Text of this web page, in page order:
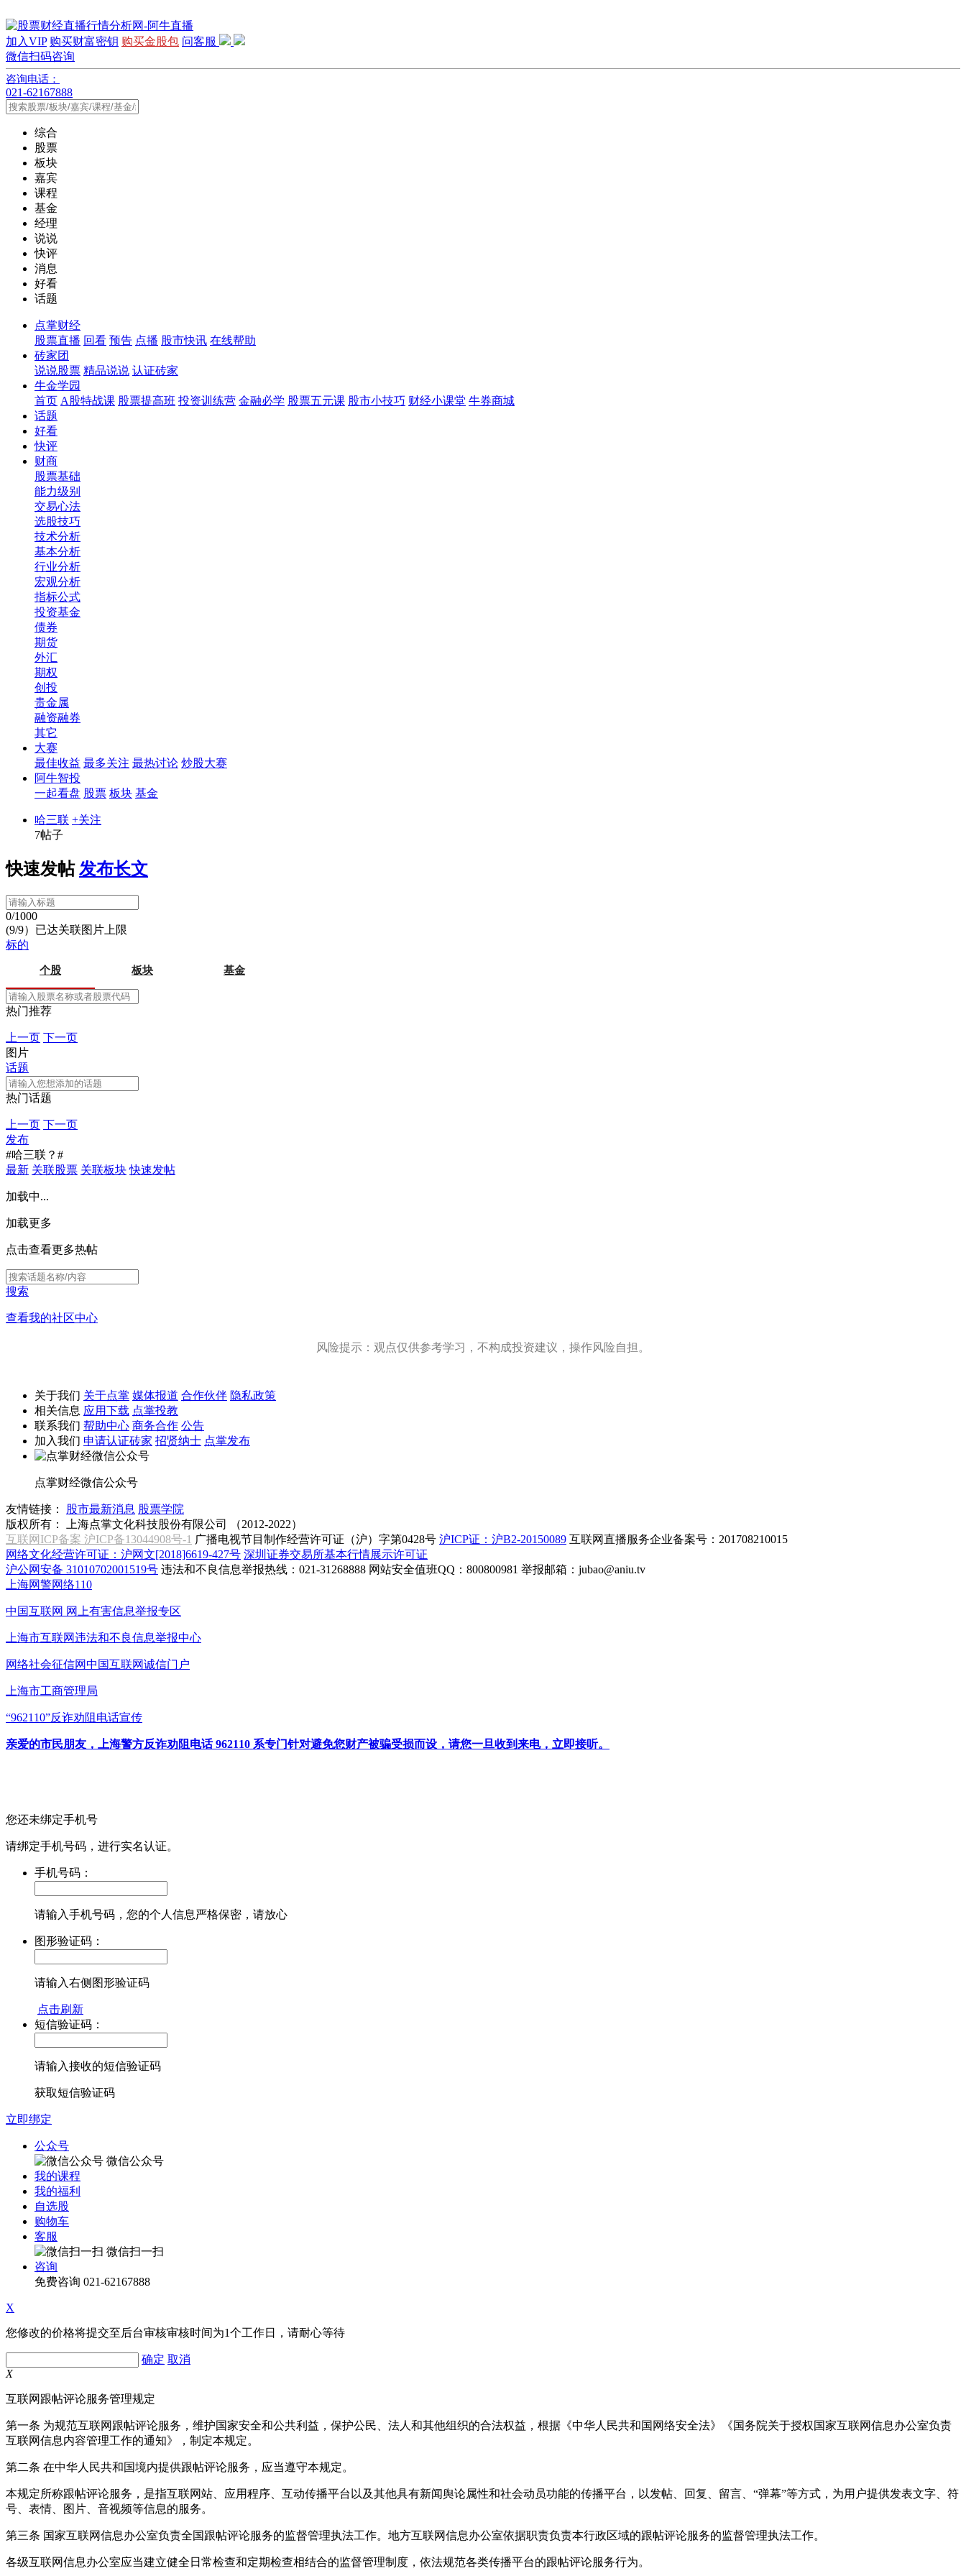
加入VIP 购买财富密钥 购买金股包 问客服
微信扫码咨询
咨询电话：
021-62167888
综合
股票
板块
嘉宾
课程
基金
经理
说说
快评
消息
好看
话题
点掌财经
股票直播 回看 预告 点播 股市快讯 在线帮助
砖家团
说说股票 精品说说 认证砖家
牛金学园
首页 A股特战课 股票提高班 投资训练营 金融必学 股票五元课 股市小技巧 财经小课堂 牛券商城
话题
好看
快评
财商
股票基础
能力级别
交易心法
选股技巧
技术分析
基本分析
行业分析
宏观分析
指标公式
投资基金
债券
期货
外汇
期权
创投
贵金属
融资融券
其它
大赛
最佳收益 最多关注 最热讨论 炒股大赛
阿牛智投
一起看盘 股票 板块 基金
哈三联 +关注
7帖子
快速发帖 发布长文
0/1000
(9/9）已达关联图片上限
标的
个股 板块 基金
热门推荐
上一页 下一页
图片
话题
热门话题
上一页 下一页
发布
#哈三联？#
最新 关联股票 关联板块 快速发帖
加载中...
加载更多
点击查看更多热帖
搜索
查看我的社区中心
风险提示：观点仅供参考学习，不构成投资建议，操作风险自担。
关于我们 关于点掌 媒体报道 合作伙伴 隐私政策
相关信息 应用下载 点掌投教
联系我们 帮助中心 商务合作 公告
加入我们 申请认证砖家 招贤纳士 点掌发布
点掌财经微信公众号
友情链接： 股市最新消息 股票学院
版权所有：
上海点掌文化科技股份有限公司 （2012-2022）
互联网ICP备案 沪ICP备13044908号-1 广播电视节目制作经营许可证（沪）字第0428号 沪ICP证：沪B2-20150089 互联网直播服务企业备案号：201708210015
网络文化经营许可证：沪网文[2018]6619-427号 深圳证券交易所基本行情展示许可证
沪公网安备 31010702001519号 违法和不良信息举报热线：021-31268888 网站安全值班QQ：800800981 举报邮箱： jubao@aniu.tv
上海网警网络110
中国互联网 网上有害信息举报专区
上海市互联网违法和不良信息举报中心
网络社会征信网中国互联网诚信门户
上海市工商管理局
“962110”反诈劝阻电话宣传
亲爱的市民朋友，上海警方反诈劝阻电话 962110 系专门针对避免您财产被骗受损而设，请您一旦收到来电，立即接听。
您还未绑定手机号
请绑定手机号码，进行实名认证。
手机号码：
请输入手机号码，您的个人信息严格保密，请放心
图形验证码：
请输入右侧图形验证码
点击刷新
短信验证码：
请输入接收的短信验证码
获取短信验证码
立即绑定
公众号
微信公众号
我的课程
我的福利
自选股
购物车
客服
微信扫一扫
咨询
免费咨询 021-62167888
X
您修改的价格将提交至后台审核审核时间为1个工作日，请耐心等待
确定 取消
X
互联网跟帖评论服务管理规定
第一条 为规范互联网跟帖评论服务，维护国家安全和公共利益，保护公民、法人和其他组织的合法权益，根据《中华人民共和国网络安全法》《国务院关于授权国家互联网信息办公室负责
互联网信息内容管理工作的通知》，制定本规定。
第二条 在中华人民共和国境内提供跟帖评论服务，应当遵守本规定。
本规定所称跟帖评论服务，是指互联网站、应用程序、互动传播平台以及其他具有新闻舆论属性和社会动员功能的传播平台，以发帖、回复、留言、“弹幕”等方式，为用户提供发表文字、符
号、表情、图片、音视频等信息的服务。
第三条 国家互联网信息办公室负责全国跟帖评论服务的监督管理执法工作。地方互联网信息办公室依据职责负责本行政区域的跟帖评论服务的监督管理执法工作。
各级互联网信息办公室应当建立健全日常检查和定期检查相结合的监督管理制度，依法规范各类传播平台的跟帖评论服务行为。